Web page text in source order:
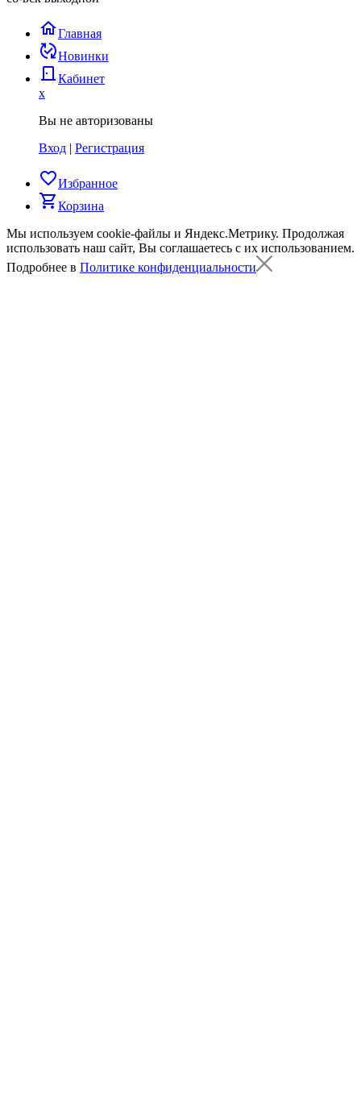
homeГлавная
published_with_changesНовинки
door_back Кабинет
x
Вы не авторизованы
Вход | Регистрация
favorite_borderИзбранное
shopping_cartКорзина
Мы используем cookie-файлы и Яндекс.Метрику. Продолжая
использовать наш сайт, Вы соглашаетесь с их использованием.
Подробнее в Политике конфиденциальности